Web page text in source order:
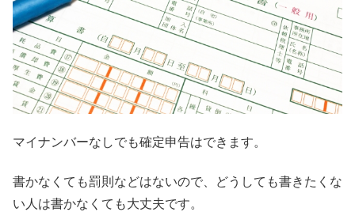
マイナンバーなしでも確定申告はできます。
書かなくても罰則などはないので、どうしても書きたくな
い人は書かなくても大丈夫です。